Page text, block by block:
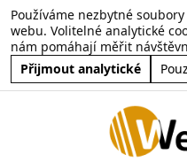
Používáme nezbytné
webu. Volitelné analytické
nám pomáhají měřit
Přijmout analytické